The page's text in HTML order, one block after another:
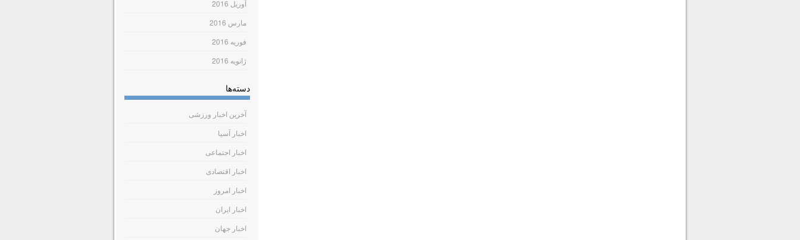
آوریل 2016
مارس 2016
فوریه 2016
ژانویه 2016
دسته‌ها
آخرین اخبار ورزشی
اخبار آسیا
اخبار اجتماعی
اخبار اقتصادی
اخبار امروز
اخبار ایران
اخبار جهان